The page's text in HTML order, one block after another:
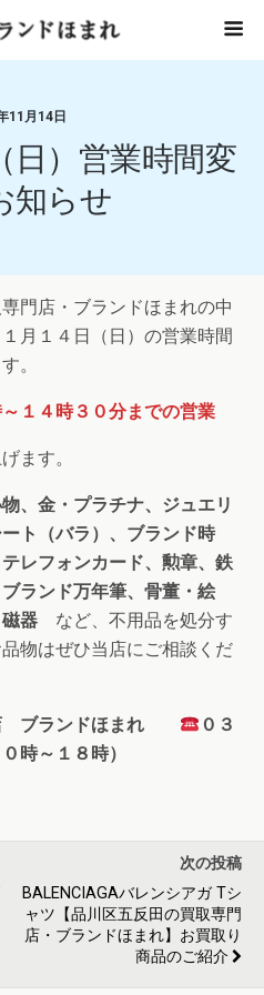
11月14日
日）営業時間変
知らせ
門店・ブランドほまれの中
月１４日（日）の営業時間
。
１４時３０分までの営業
ます。
、金・プラチナ、ジュエリ
ト（バラ）、ブランド時
レフォンカード、勲章、鉄
ランド万年筆、骨董・絵
器 など、不用品を処分す
物はぜひ当店にご相談くだ
ブランドほまれ
０３
時～１８時）
次の投稿
BALENCIAGAバレンシアガ Tシ
ャツ【品川区五反田の買取専門
店・ブランドほまれ】お買取り
商品のご紹介